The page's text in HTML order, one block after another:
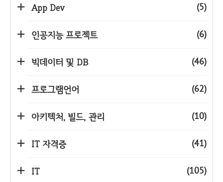
App Dev (5)
인공지능 프로젝트 (6)
빅데이터 및 DB (46)
프로그램언어 (62)
아키텍처, 빌드, 관리 (10)
IT 자격증 (41)
IT (105)